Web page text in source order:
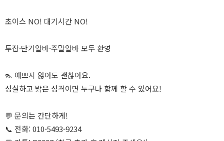
초이스 NO! 대기시간 NO!
투잡·단기알바·주말알바 모두 환영
👠 예쁘지 않아도 괜찮아요.
성실하고 밝은 성격이면 누구나 함께 할 수 있어요!
💬 문의는 간단하게!
📞 전화: 010-5493-9234